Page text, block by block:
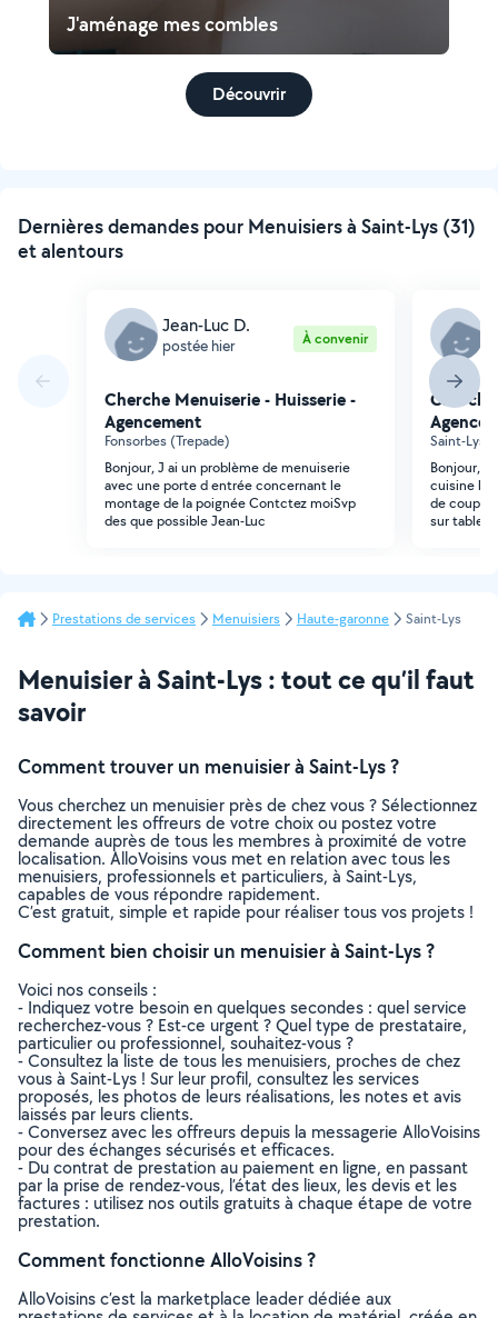
J'aménage mes combles
Découvrir
Dernières demandes pour Menuisiers à Saint-Lys (31)
et alentours
Jean-Luc D.
postée hier À convenir
Cherche Menuiserie - Huisserie -
Agencement
Fonsorbes (Trepade)
Bonjour, J ai un problème de menuiserie
avec une porte d entrée concernant le
montage de la poignée Contctez moiSvp
des que possible Jean-Luc
Saint-Lys
Bonjour,
cuisine le
de coupe.
sur table
Prestations de services Menuisiers Haute-garonne Saint-Lys
Menuisier à Saint-Lys : tout ce qu’il faut
savoir
Comment trouver un menuisier à Saint-Lys ?
Vous cherchez un menuisier près de chez vous ? Sélectionnez
directement les offreurs de votre choix ou postez votre
demande auprès de tous les membres à proximité de votre
localisation. AlloVoisins vous met en relation avec tous les
menuisiers, professionnels et particuliers, à Saint-Lys,
capables de vous répondre rapidement.
C’est gratuit, simple et rapide pour réaliser tous vos projets !
Comment bien choisir un menuisier à Saint-Lys ?
Voici nos conseils :
- Indiquez votre besoin en quelques secondes : quel service
recherchez-vous ? Est-ce urgent ? Quel type de prestataire,
particulier ou professionnel, souhaitez-vous ?
- Consultez la liste de tous les menuisiers, proches de chez
vous à Saint-Lys ! Sur leur profil, consultez les services
proposés, les photos de leurs réalisations, les notes et avis
laissés par leurs clients.
- Conversez avec les offreurs depuis la messagerie AlloVoisins
pour des échanges sécurisés et efficaces.
- Du contrat de prestation au paiement en ligne, en passant
par la prise de rendez-vous, l’état des lieux, les devis et les
factures : utilisez nos outils gratuits à chaque étape de votre
prestation.
Comment fonctionne AlloVoisins ?
AlloVoisins c’est la marketplace leader dédiée aux